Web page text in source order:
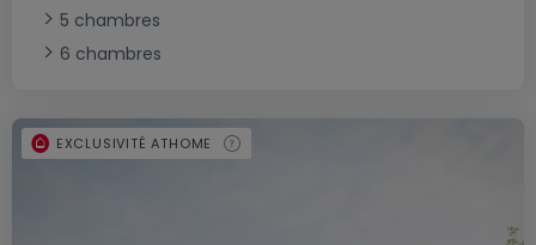
5 chambres
6 chambres
EXCLUSIVITÉ ATHOME